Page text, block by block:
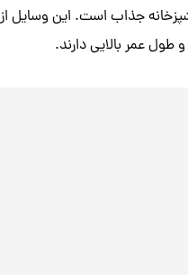
جذاب است. این وسایل
عمر بالایی دارند.